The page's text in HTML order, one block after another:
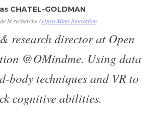
CHATEL-GOLDMAN
la recherche /Open Mind Innovation
research director at Open
@OMindme. Using data
body techniques and VR to
cognitive abilities.